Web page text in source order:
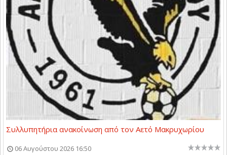
Συλλυπητήρια ανακοίνωση από τον Αετό Μακρυχωρίου
06 Αυγούστου 2026 16:50